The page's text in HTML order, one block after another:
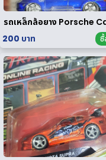
200 บาท